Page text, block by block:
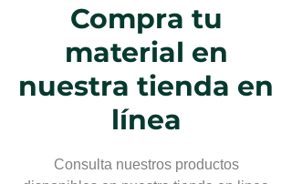
Compra tu
material en
nuestra tienda en
línea
Consulta nuestros productos